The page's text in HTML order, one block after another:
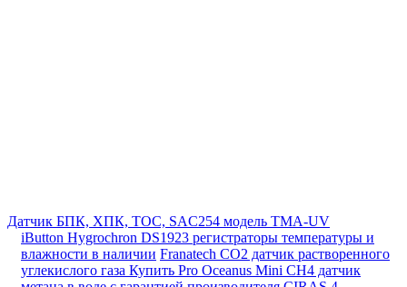
Датчик БПК, ХПК, ТОС, SAC254 модель ТМА-UV
iButton Hygrochron DS1923 регистраторы температуры и
влажности в наличии Franatech CO2 датчик растворенного
углекислого газа Купить Pro Oceanus Mini CH4 датчик